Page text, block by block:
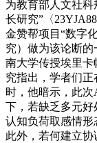
为教育部人文社
长研究”〈
金赞帮项目“数字
究）做为该论断
南大学传授埃里
究指出，学者们
时，他暗示，此
下，若缺乏多元
认知负荷取感情形
此外，若何建立